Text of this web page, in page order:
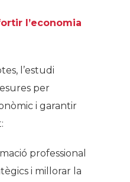
l’economia
l’estudi
per
i garantir
professional
i millorar la